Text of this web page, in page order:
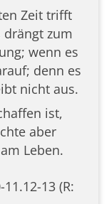
Zeit trifft
drängt zum
wenn es
denn es
nicht aus.
ist,
aber
Leben.
11.12-13 (R: